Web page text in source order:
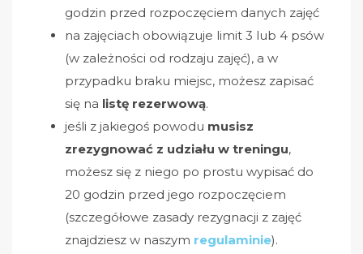
godzin przed rozpoczęciem danych zajęć
na zajęciach obowiązuje limit 3 lub 4 psów
(w zależności od rodzaju zajęć), a w
przypadku braku miejsc, możesz zapisać
się na listę rezerwową.
jeśli z jakiegoś powodu musisz
zrezygnować z udziału w treningu,
możesz się z niego po prostu wypisać do
20 godzin przed jego rozpoczęciem
(szczegółowe zasady rezygnacji z zajęć
znajdziesz w naszym regulaminie).